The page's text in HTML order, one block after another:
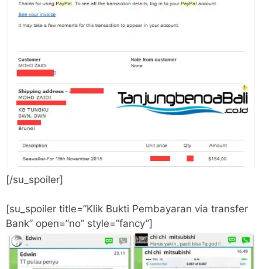
[/su_spoiler]
[su_spoiler title=”Klik Bukti Pembayaran via transfer
Bank” open=”no” style=”fancy”]